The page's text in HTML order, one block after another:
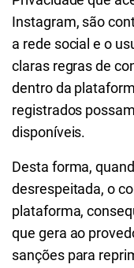
Instagram, são
a rede social e o
claras regras de
dentro da
registrados
disponíveis.
Desta forma,
desrespeitada, o
plataforma,
que gera ao
sanções para